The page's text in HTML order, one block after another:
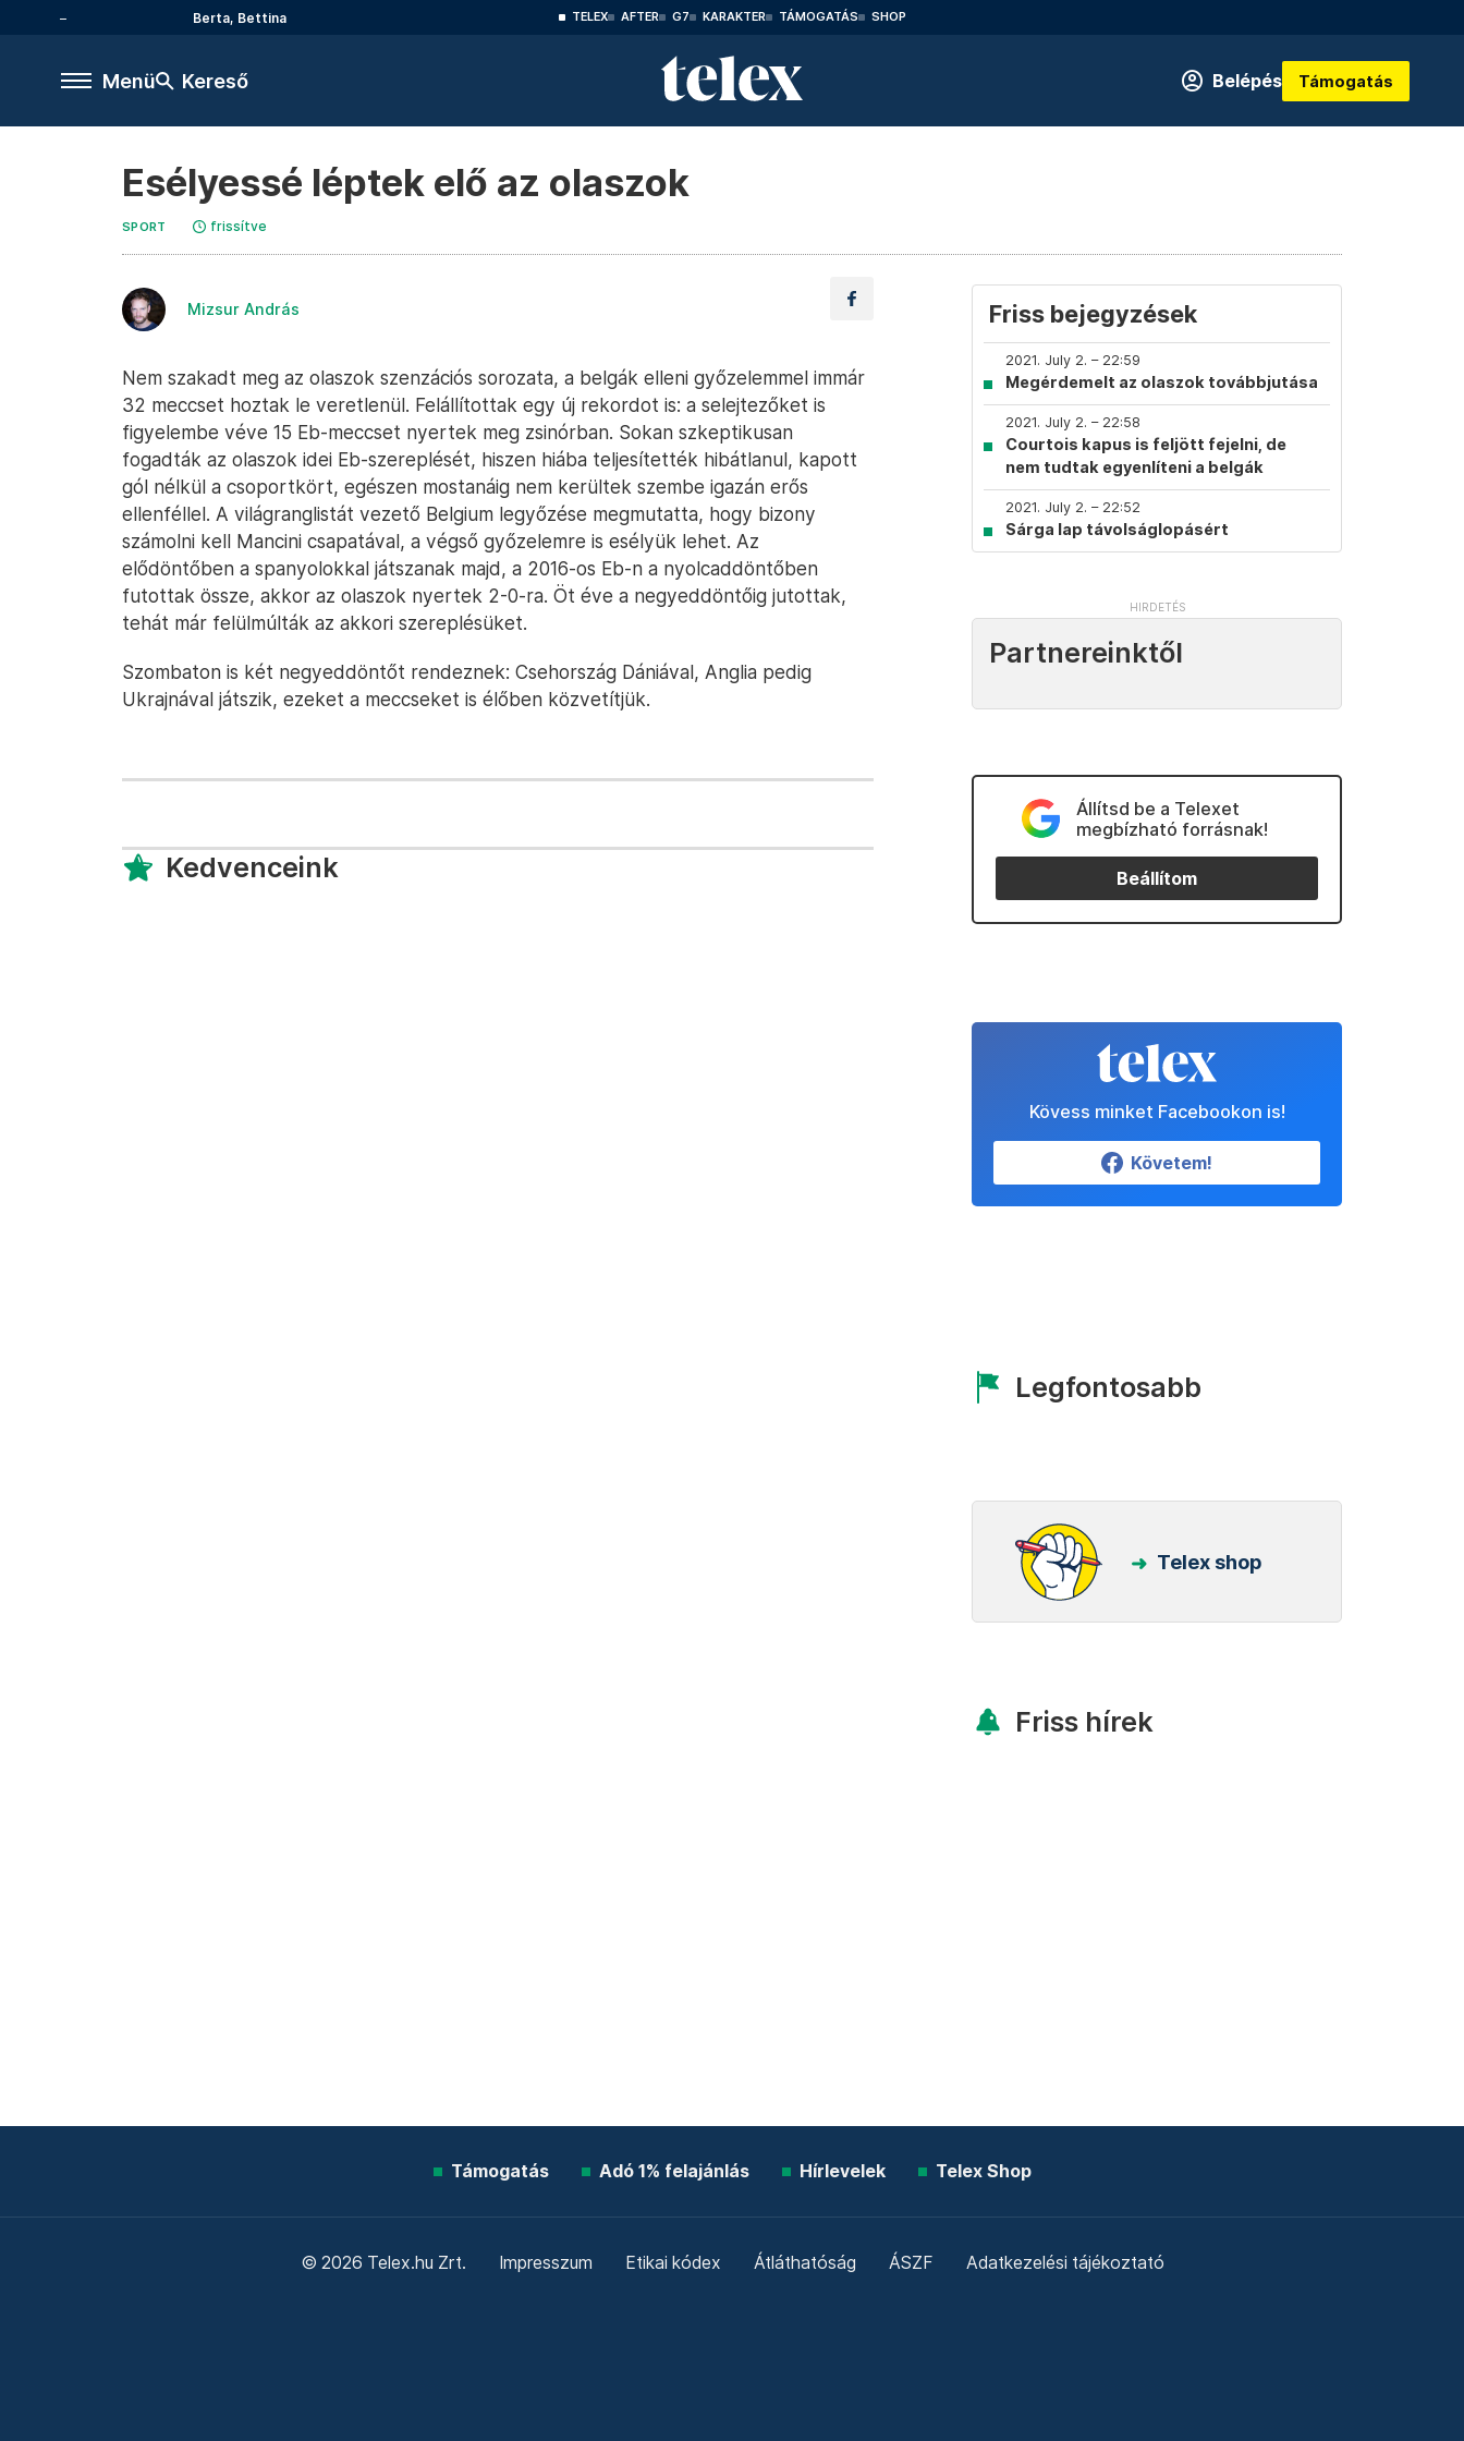
Berta, Bettina TELEX AFTER G7 KARAKTER TÁMOGATÁS SHOP
Menü Kereső Belépés Támogatás
Esélyessé léptek elő az olaszok
SPORT frissítve
Mizsur András
Nem szakadt meg az olaszok szenzációs sorozata, a belgák elleni győzelemmel immár
32 meccset hoztak le veretlenül. Felállítottak egy új rekordot is: a selejtezőket is
figyelembe véve 15 Eb-meccset nyertek meg zsinórban. Sokan szkeptikusan
fogadták az olaszok idei Eb-szereplését, hiszen hiába teljesítették hibátlanul, kapott
gól nélkül a csoportkört, egészen mostanáig nem kerültek szembe igazán erős
ellenféllel. A világranglistát vezető Belgium legyőzése megmutatta, hogy bizony
számolni kell Mancini csapatával, a végső győzelemre is esélyük lehet. Az
elődöntőben a spanyolokkal játszanak majd, a 2016-os Eb-n a nyolcaddöntőben
futottak össze, akkor az olaszok nyertek 2-0-ra. Öt éve a negyeddöntőig jutottak,
tehát már felülmúlták az akkori szereplésüket.
Szombaton is két negyeddöntőt rendeznek: Csehország Dániával, Anglia pedig
Ukrajnával játszik, ezeket a meccseket is élőben közvetítjük.
Kedvenceink
Friss bejegyzések
2021. July 2. – 22:59
Megérdemelt az olaszok továbbjutása
2021. July 2. – 22:58
Courtois kapus is feljött fejelni, de
nem tudtak egyenlíteni a belgák
2021. July 2. – 22:52
Sárga lap távolságlopásért
Partnereinktől
Állítsd be a Telexet
megbízható forrásnak!
Beállítom
Kövess minket Facebookon is!
Követem!
Legfontosabb
Telex shop
Friss hírek
Támogatás Adó 1% felajánlás Hírlevelek Telex Shop
© 2026 Telex.hu Zrt. Impresszum Etikai kódex Átláthatóság ÁSZF Adatkezelési tájékoztató